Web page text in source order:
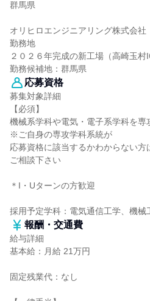
群馬県
オリヒロエンジニアリング株式会社
勤務地
２０２６年完成の新工場（高崎玉村
勤務候補地：群馬県
応募資格
募集対象詳細
【必須】
機械系学科や電気・電子系学科を専
※ご自身の専攻学科系統が
応募資格に該当するかわからない方
ご相談下さい
＊I・Uターンの方歓迎
採用予定学科：電気通信工学、機械
報酬・交通費
給与詳細
基本給：月給 21万円
固定残業代：なし